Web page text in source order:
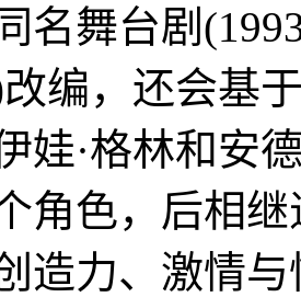
名舞台剧
编，还会基
娃·格林和安
角色，后相
造力、激情